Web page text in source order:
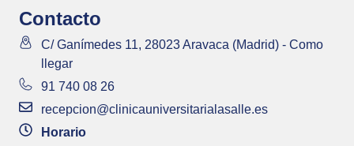
Contacto
C/ Ganímedes 11, 28023 Aravaca (Madrid) - Como
llegar
91 740 08 26
recepcion@clinicauniversitarialasalle.es
Horario